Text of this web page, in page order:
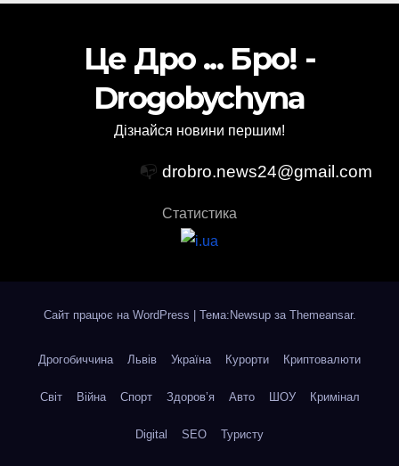
Це Дро ... Бро! -
Drogobychyna
Дізнайся новини першим!
📭 drobro.news24@gmail.com
Статистика
Сайт працює на WordPress Тема:Newsup за Themeansar.
Дрогобиччина Львів Україна Курорти Криптовалюти
Світ Війна Спорт Здоров’я Авто ШОУ Кримінал
Digital SEO Туристу